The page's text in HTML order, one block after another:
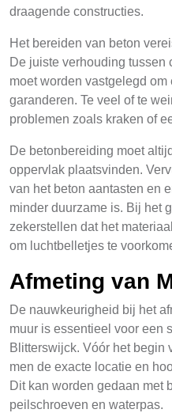
draagende constructies.
Het bereiden van beton
De juiste verhouding tussen
moet worden vastgelegd
garanderen. Te veel of te
problemen zoals kraken of
De betonbereiding moet
oppervlak plaatsvinden.
van het beton aantasten en
minder duurzame is. Bij het
zekerstellen dat het
om luchtbelletjes te
Afmeting van
De nauwkeurigheid bij het
muur is essentieel voor een
Blitterswijck. Vóór het begin
men de exacte locatie en
Dit kan worden gedaan met
peilschroeven en waterpas.